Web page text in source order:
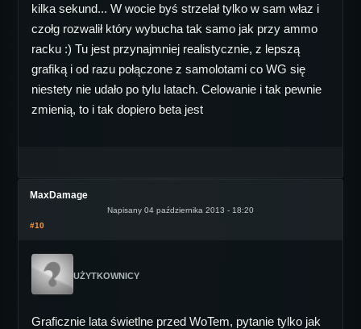
kilka sekund... W wocie byś strzelał tylko w sam właz i
czołg rozwalił który wybucha tak samo jak przy ammo
racku :) Tu jest przynajmniej realistycznie, z lepszą
grafiką i od razu połączone z samolotami co WG się
niestety nie udało po tylu latach. Celowanie i tak pewnie
zmienią, to i tak dopiero beta jest
MaxDamage
Napisany 04 października 2013 - 18:20
#10
UŻYTKOWNICY
Graficznie lata świetlne przed WoTem, pytanie tylko jak